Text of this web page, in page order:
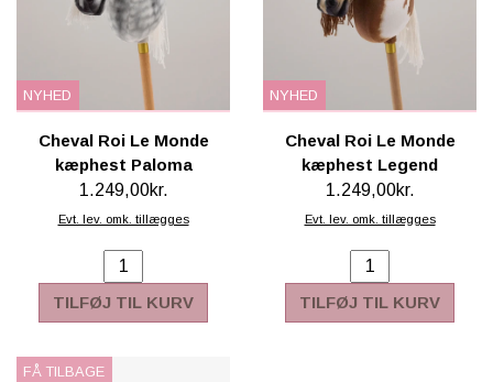
NYHED
Cheval Roi Le Monde
kæphest Paloma
1.249,00kr.
Evt. lev. omk. tillægges
TILFØJ TIL KURV
NYHED
Cheval Roi Le Monde
kæphest Legend
1.249,00kr.
Evt. lev. omk. tillægges
TILFØJ TIL KURV
FÅ TILBAGE